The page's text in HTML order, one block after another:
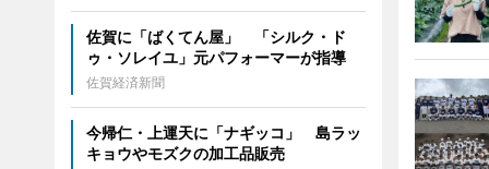
佐賀に「ばくてん屋」 「シルク・ド
ゥ・ソレイユ」元パフォーマーが指導
佐賀経済新聞
今帰仁・上運天に「ナギッコ」 島ラッ
キョウやモズクの加工品販売